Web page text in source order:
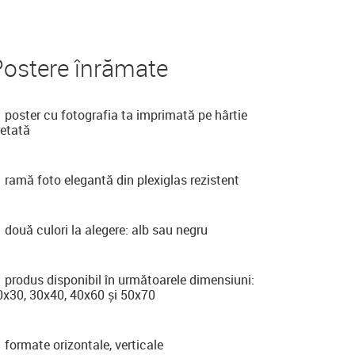
înrămate
poster cu fotografia ta imprimată pe hârtie
ramă foto elegantă din plexiglas rezistent
două culori la alegere: alb sau negru
produs disponibil în următoarele dimensiuni:
30x40, 40x60 și 50x70
formate orizontale, verticale